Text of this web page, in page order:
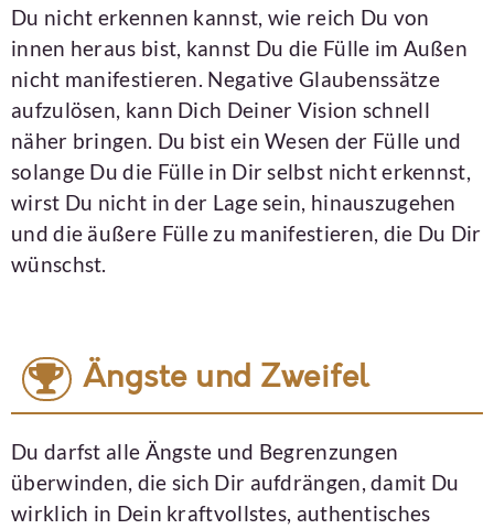
Du nicht erkennen kannst, wie reich Du von
innen heraus bist, kannst Du die Fülle im Außen
nicht manifestieren. Negative Glaubenssätze
aufzulösen, kann Dich Deiner Vision schnell
näher bringen. Du bist ein Wesen der Fülle und
solange Du die Fülle in Dir selbst nicht erkennst,
wirst Du nicht in der Lage sein, hinauszugehen
und die äußere Fülle zu manifestieren, die Du Dir
wünschst.
Ängste und Zweifel
Du darfst alle Ängste und Begrenzungen
überwinden, die sich Dir aufdrängen, damit Du
wirklich in Dein kraftvollstes, authentisches